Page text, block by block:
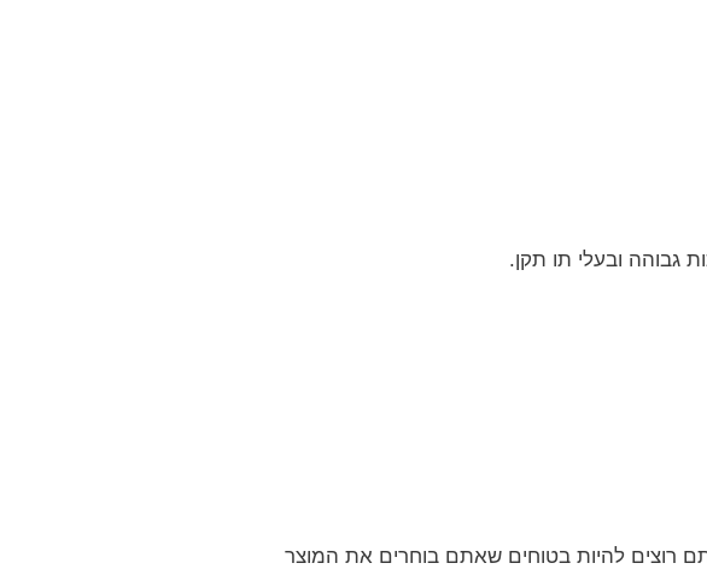
גבוהה ובעלי תו תקן.
להיות בטוחים שאתם בוחרים את המוצר